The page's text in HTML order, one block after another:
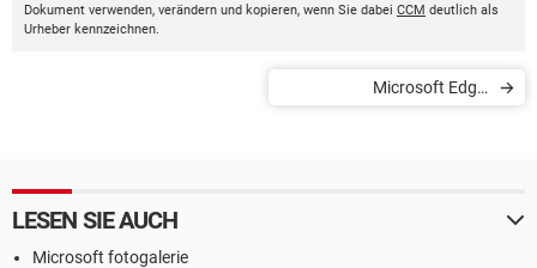
Dokument verwenden, verändern und kopieren, wenn Sie dabei CCM deutlich als
Urheber kennzeichnen.
Microsoft Edge:
LESEN SIE AUCH
Microsoft fotogalerie